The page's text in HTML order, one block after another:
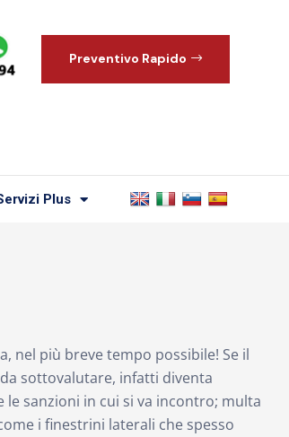
Preventivo Rapido
Plus
nel più breve tempo possibile! Se il
sottovalutare, infatti diventa
sanzioni in cui si va incontro; multa
i finestrini laterali che spesso